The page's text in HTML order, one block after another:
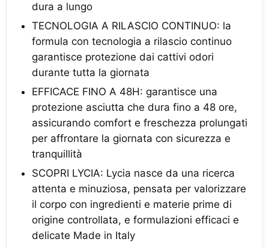
dura a lungo
TECNOLOGIA A RILASCIO CONTINUO: la
formula con tecnologia a rilascio continuo
garantisce protezione dai cattivi odori
durante tutta la giornata
EFFICACE FINO A 48H: garantisce una
protezione asciutta che dura fino a 48 ore,
assicurando comfort e freschezza prolungati
per affrontare la giornata con sicurezza e
tranquillità
SCOPRI LYCIA: Lycia nasce da una ricerca
attenta e minuziosa, pensata per valorizzare
il corpo con ingredienti e materie prime di
origine controllata, e formulazioni efficaci e
delicate Made in Italy